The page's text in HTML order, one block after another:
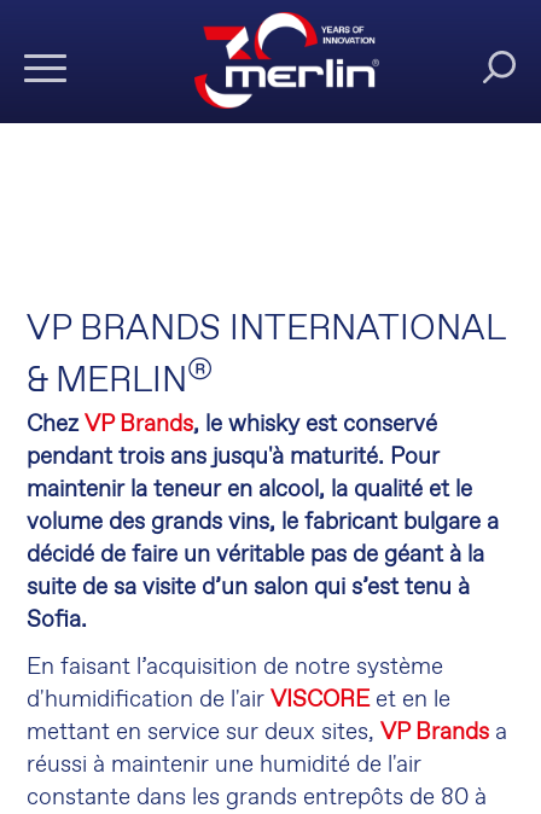
VP BRANDS INTERNATIONAL
& MERLIN®
ChezVP Brands, le whisky est conservé
pendant trois ans jusqu'à maturité. Pour
maintenir la teneur en alcool, la qualité et le
volume des grands vins, le fabricant bulgare a
décidé de faire un véritable pas de géant à la
suite de sa visite d’un salon qui s’est tenu à
Sofia.
En faisant l’acquisition de notre système
d'humidification de l'airVISCOREet en le
mettant en service sur deux sites,VP Brands a
réussi à maintenir une humidité de l'air
constante dans les grands entrepôts de 80 à